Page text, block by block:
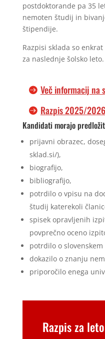
postdoktorande pa 35
nemoten študij in
štipendije.
Razpisi sklada so
za naslednje šolsko leto.
Več informacij na
Razpis 2025/2026
Kandidati morajo
prijavni obrazec,
sklad.si/),
biografijo,
bibliografijo,
potrdilo o vpisu na
študij katerekoli
spisek opravljenih
povprečno oceno
potrdilo o
dokazilo o znanju
priporočilo enega
Razpis za